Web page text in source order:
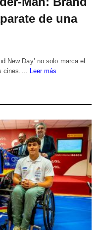
de una
New Day’ no solo marca el
cines.… Leer más